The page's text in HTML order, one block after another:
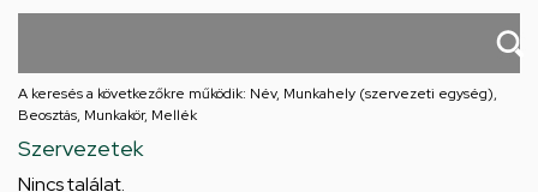
A keresés a következőkre működik: Név, Munkahely (szervezeti egység),
Beosztás, Munkakör, Mellék
Szervezetek
Nincs találat.